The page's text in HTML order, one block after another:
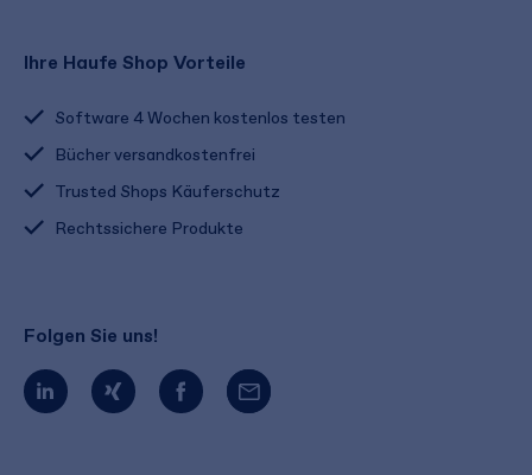
Ihre Haufe Shop Vorteile
Software 4 Wochen kostenlos testen
Bücher versandkostenfrei
Trusted Shops Käuferschutz
Rechtssichere Produkte
Folgen Sie uns!